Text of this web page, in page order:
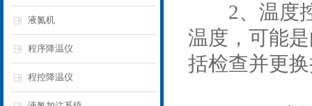
液氮机
程序降温仪
程控降温仪
2、温度控
温度，可能
括检查并更